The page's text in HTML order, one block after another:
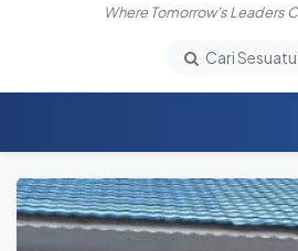
Where Tomorrow's Leaders
Cari